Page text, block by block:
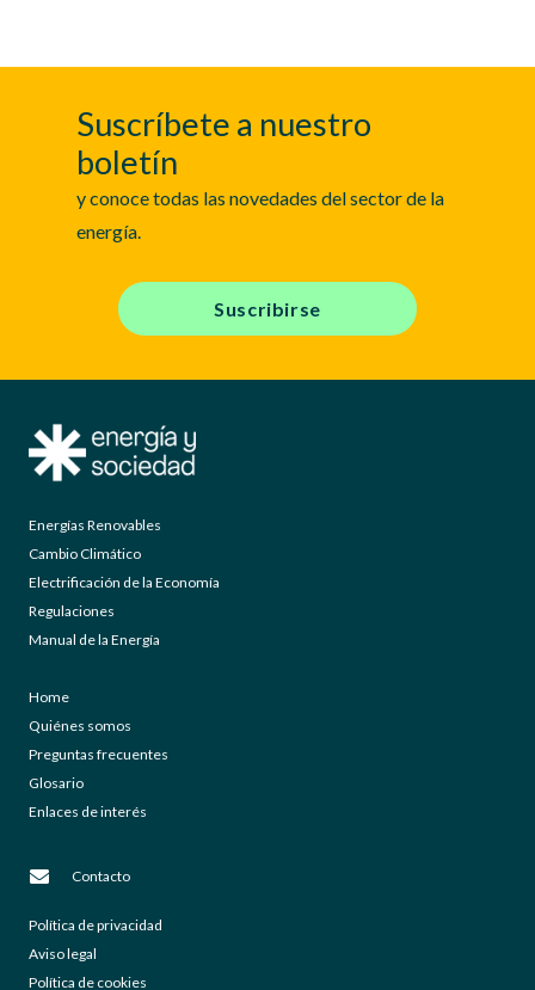
Suscríbete a nuestro
boletín
y conoce todas las novedades del sector de la
energía.
Suscribirse
Energías Renovables
Cambio Climático
Electrificación de la Economía
Regulaciones
Manual de la Energía
Home
Quiénes somos
Preguntas frecuentes
Glosario
Enlaces de interés
Contacto
Política de privacidad
Aviso legal
Política de cookies